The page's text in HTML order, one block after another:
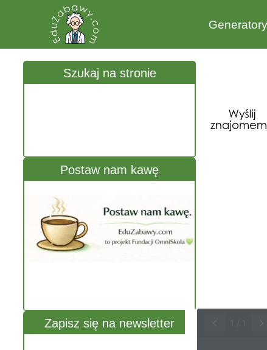
Generatory
Szukaj na stronie
Postaw nam kawę
Zapisz się na newsletter